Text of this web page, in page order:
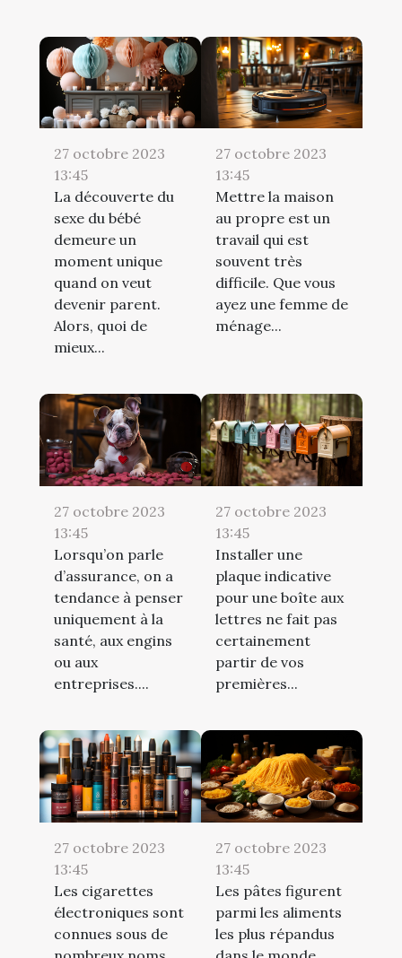
27 octobre 2023
13:45
La découverte du
sexe du bébé
demeure un
moment unique
quand on veut
devenir parent.
Alors, quoi de
mieux...
27 octobre 2023
13:45
Mettre la maison
au propre est un
travail qui est
souvent très
difficile. Que vous
ayez une femme de
ménage...
27 octobre 2023
13:45
Lorsqu’on parle
d’assurance, on a
tendance à penser
uniquement à la
santé, aux engins
ou aux
entreprises....
27 octobre 2023
13:45
Installer une
plaque indicative
pour une boîte aux
lettres ne fait pas
certainement
partir de vos
premières...
27 octobre 2023
13:45
Les cigarettes
électroniques sont
connues sous de
27 octobre 2023
13:45
Les pâtes figurent
parmi les aliments
les plus répandus